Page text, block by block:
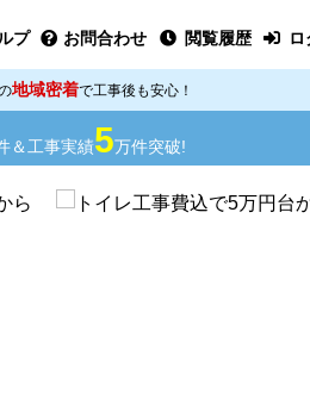
プ お問合わせ 閲覧履歴
地域密着で工事後も安心！
＆工事実績5万件突破!